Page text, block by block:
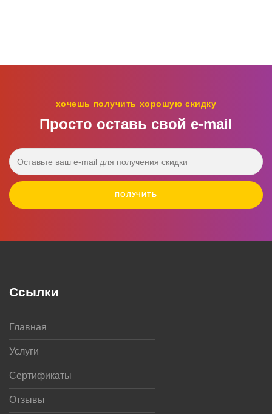
хочешь получить хорошую скидку
Просто оставь свой e‑mail
ПОЛУЧИТЬ
Ссылки
Главная
Услуги
Сертификаты
Отзывы